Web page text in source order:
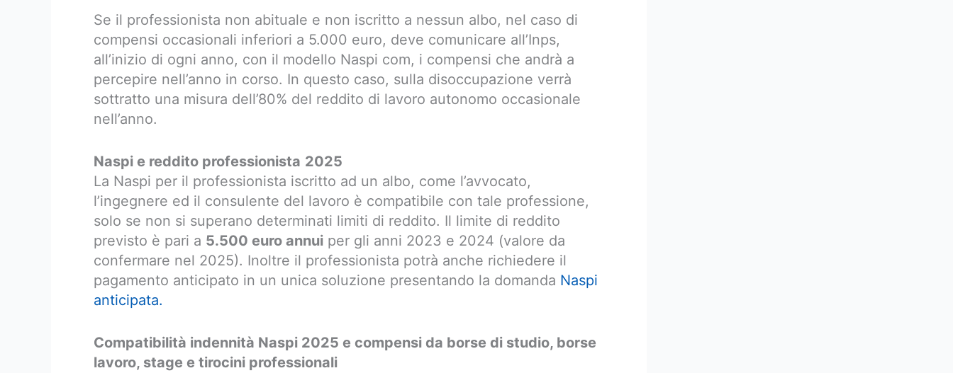
Se il professionista non abituale e non iscritto a nessun albo, nel caso di
compensi occasionali inferiori a 5.000 euro, deve comunicare all’Inps,
all’inizio di ogni anno, con il modello Naspi com, i compensi che andrà a
percepire nell’anno in corso. In questo caso, sulla disoccupazione verrà
sottratto una misura dell’80% del reddito di lavoro autonomo occasionale
nell’anno.
Naspi e reddito professionista 2025
La Naspi per il professionista iscritto ad un albo, come l’avvocato,
l’ingegnere ed il consulente del lavoro è compatibile con tale professione,
solo se non si superano determinati limiti di reddito. Il limite di reddito
previsto è pari a 5.500 euro annui per gli anni 2023 e 2024 (valore da
confermare nel 2025). Inoltre il professionista potrà anche richiedere il
pagamento anticipato in un unica soluzione presentando la domanda Naspi
anticipata.
Compatibilità indennità Naspi 2025 e compensi da borse di studio, borse
lavoro, stage e tirocini professionali